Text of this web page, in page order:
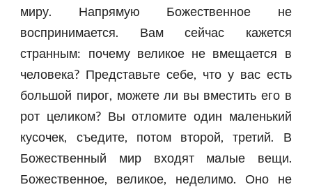
миру. Напрямую Божественное не
воспринимается. Вам сейчас кажется
странным: почему великое не вмещается в
человека? Представьте себе, что у вас есть
большой пирог, можете ли вы вместить его в
рот целиком? Вы отломите один маленький
кусочек, съедите, потом второй, третий. В
Божественный мир входят малые вещи.
Божественное, великое, неделимо. Оно не